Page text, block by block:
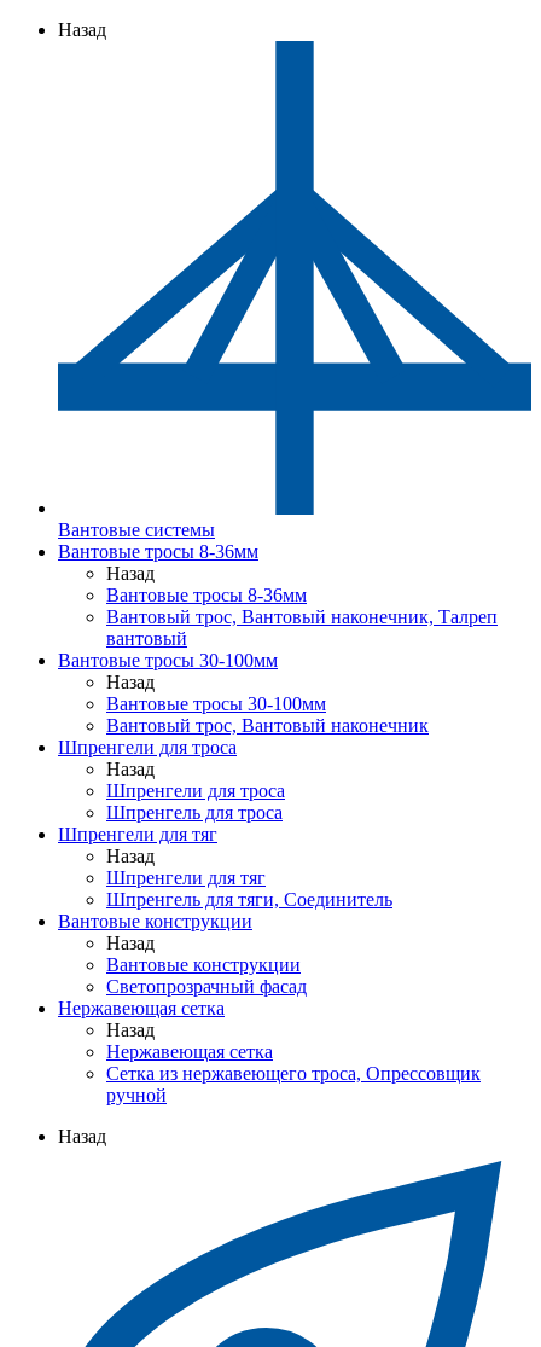
Назад
Вантовые системы
Вантовые тросы 8-36мм
Назад
Вантовые тросы 8-36мм
Вантовый трос, Вантовый наконечник, Талреп
вантовый
Вантовые тросы 30-100мм
Назад
Вантовые тросы 30-100мм
Вантовый трос, Вантовый наконечник
Шпренгели для троса
Назад
Шпренгели для троса
Шпренгель для троса
Шпренгели для тяг
Назад
Шпренгели для тяг
Шпренгель для тяги, Соединитель
Вантовые конструкции
Назад
Вантовые конструкции
Светопрозрачный фасад
Нержавеющая сетка
Назад
Нержавеющая сетка
Сетка из нержавеющего троса, Опрессовщик
ручной
Назад